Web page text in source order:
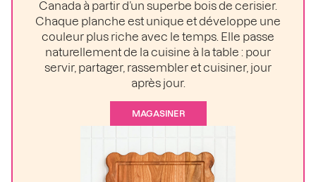
Canada à partir d’un superbe bois de cerisier.
Chaque planche est unique et développe une
couleur plus riche avec le temps. Elle passe
naturellement de la cuisine à la table : pour
servir, partager, rassembler et cuisiner, jour
après jour.
MAGASINER